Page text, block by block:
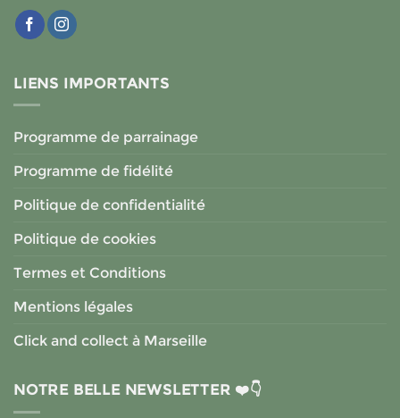
LIENS IMPORTANTS
Programme de parrainage
Programme de fidélité
Politique de confidentialité
Politique de cookies
Termes et Conditions
Mentions légales
Click and collect à Marseille
NOTRE BELLE NEWSLETTER ❤️👇